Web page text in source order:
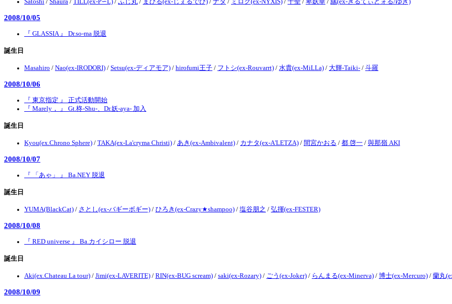
Satoshi / Shaura / TILL(ex-P∽L) / ふじ丸 / まひる(ex-じぇるでび) / ナタ / ミロク(ex-NYXIS) / 千聖 / 卑妖華 / 縲(ex-ぎるてぃどォる/ゆき)
2008/10/05
『 GLASSIA 』 Dr.so-ma 脱退
誕生日
Masahiro / Nao(ex-IRODORI) / Setsu(ex-ディアモア) / hirofumi王子 / フトシ(ex-Rouvarrt) / 水貴(ex-MiLLa) / 大輝-Taiki- / 斗羅
2008/10/06
『 東京指定 』 正式活動開始
『 Marely， 』 Gt.柊-Shu-、Dr.妖-aya- 加入
誕生日
Kyou(ex.Chrono Sphere) / TAKA(ex-La'cryma Christi) / あき(ex-Ambivalent) / カナタ(ex-A'LETZA) / 間宮かおる / 都 啓一 / 與那嶺 AKI
2008/10/07
『 「あゃ」 』 Ba.NEY 脱退
誕生日
YUMA(BlackCat) / さとし(ex-バギーボギー) / ひろき(ex-Crazy★shampoo) / 塩谷朋之 / 弘揮(ex-FESTER)
2008/10/08
『 RED universe 』 Ba.カイシロー 脱退
誕生日
Aki(ex.Chateau La tour) / Jimi(ex-LAVERITE) / RIN(ex-BUG scream) / saki(ex-Rozary) / ごう(ex-Joker) / らんまる(ex-Minerva) / 博士(ex-Mercuro) / 蘭丸
2008/10/09